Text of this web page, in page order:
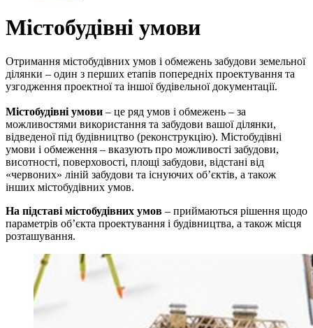
Містобудівні умови
Отримання містобудівних умов і обмежень забудови земельної
ділянки – один з перших етапів попередніх проектування та
узгодження проектної та іншої будівельної документації.
Містобудівні умови – це ряд умов і обмежень – за
можливостями використання та забудови вашої ділянки,
відведеної під будівництво (реконструкцію). Містобудівні
умови і обмеження – вказують про можливості забудови,
висотності, поверховості, площі забудови, відстані від
«червоних» ліній забудови та існуючих об’єктів, а також
інших містобудівних умов.
На підставі містобудівних умов – приймаються рішення щодо
параметрів об’єкта проектування і будівництва, а також місця
розташування.